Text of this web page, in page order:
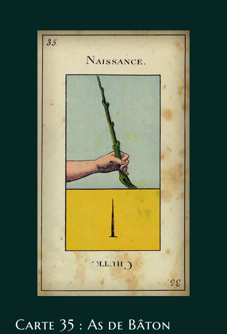
Carte 35 : As de Bâton